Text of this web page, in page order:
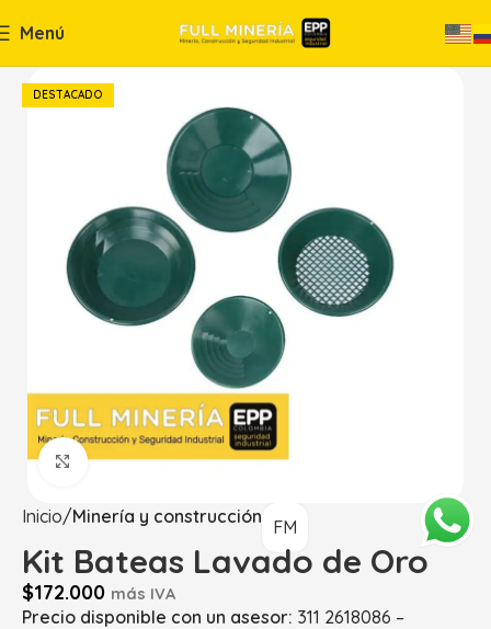
Menú
DESTACADO
Haga Click para agrandar
Inicio Minería y construcción FM
Kit Bateas Lavado de Oro
$172.000 más IVA
Precio disponible con un asesor: 311 2618086 –